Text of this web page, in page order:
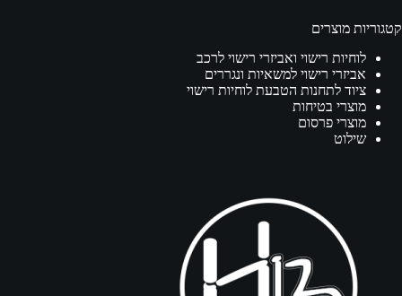
קטגוריות מוצרים
לוחיות רישוי ואביזרי רישוי לרכב
אביזרי רישוי למשאיות ונגררים
ציוד לתחנות הטבעת לוחיות רישוי
מוצרי בטיחות
מוצרי פרסום
שילוט